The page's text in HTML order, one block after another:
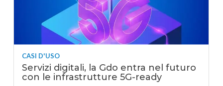
CASI D'USO
Servizi digitali, la Gdo entra nel futuro
con le infrastrutture 5G-ready